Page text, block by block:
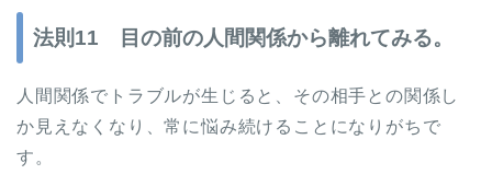
法則11 目の前の人間関係から離れてみる。
人間関係でトラブルが生じると、その相手との関係し
か見えなくなり、常に悩み続けることになりがちで
す。